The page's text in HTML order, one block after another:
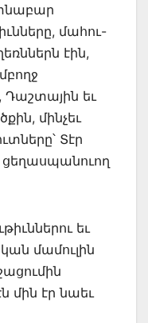
մահու-
էին,
եւ
մին­չեւ
Տէր
ցեղասպանուող
եւ
մամուլին
մին էր նաեւ